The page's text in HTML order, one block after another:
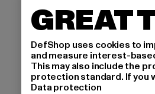
GREAT
DefShop uses cookies to
and measure interest-
This may also include the
protection standard. If you
Data protection